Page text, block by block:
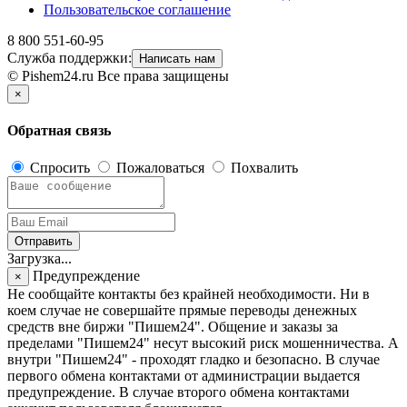
Пользовательское соглашение
8 800 551-60-95
Служба поддержки:
Написать нам
© Pishem24.ru Все права защищены
×
Обратная связь
Спросить Пожаловаться Похвалить
Отправить
Загрузка...
×
Предупреждение
Не сообщайте контакты без крайней необходимости. Ни в
коем случае не совершайте прямые переводы денежных
средств вне биржи "Пишем24". Общение и заказы за
пределами "Пишем24" несут высокий риск мошенничества. А
внутри "Пишем24" - проходят гладко и безопасно. В случае
первого обмена контактами от администрации выдается
предупреждение. В случае второго обмена контактами